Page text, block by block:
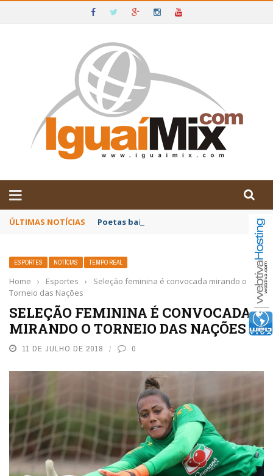
IGUAÍ E SUDOESTE DA BAHIA
ÚLTIMAS NOTÍCIAS Poetas baianos representam o Brasil no
ESPORTES NOTÍCIAS TEMPO REAL
Home › Esportes ›
Seleção feminina é convocada mirando o
Torneio das Nações
SELEÇÃO FEMININA É CONVOCADA
MIRANDO O TORNEIO DAS NAÇÕES
11 DE JULHO DE 2018 0